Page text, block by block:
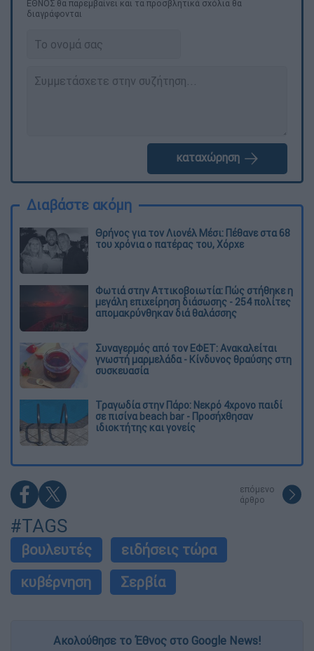
ΕΘΝΟΣ θα παρεμβαίνει και τα προσβλητικά σχόλια θα
διαγράφονται
καταχώρηση
Διαβάστε ακόμη
Θρήνος για τον Λιονέλ Μέσι: Πέθανε στα 68
του χρόνια ο πατέρας του, Χόρχε
Φωτιά στην Αττικοβοιωτία: Πώς στήθηκε η
μεγάλη επιχείρηση διάσωσης - 254 πολίτες
απομακρύνθηκαν διά θαλάσσης
Συναγερμός από τον ΕΦΕΤ: Ανακαλείται
γνωστή μαρμελάδα - Κίνδυνος θραύσης στη
συσκευασία
Τραγωδία στην Πάρο: Νεκρό 4χρονο παιδί
σε πισίνα beach bar - Προσήχθησαν
ιδιοκτήτης και γονείς
επόμενο
άρθρο
#TAGS
βουλευτές
ειδήσεις τώρα
κυβέρνηση
Σερβία
Ακολούθησε το Έθνος στο Google News!